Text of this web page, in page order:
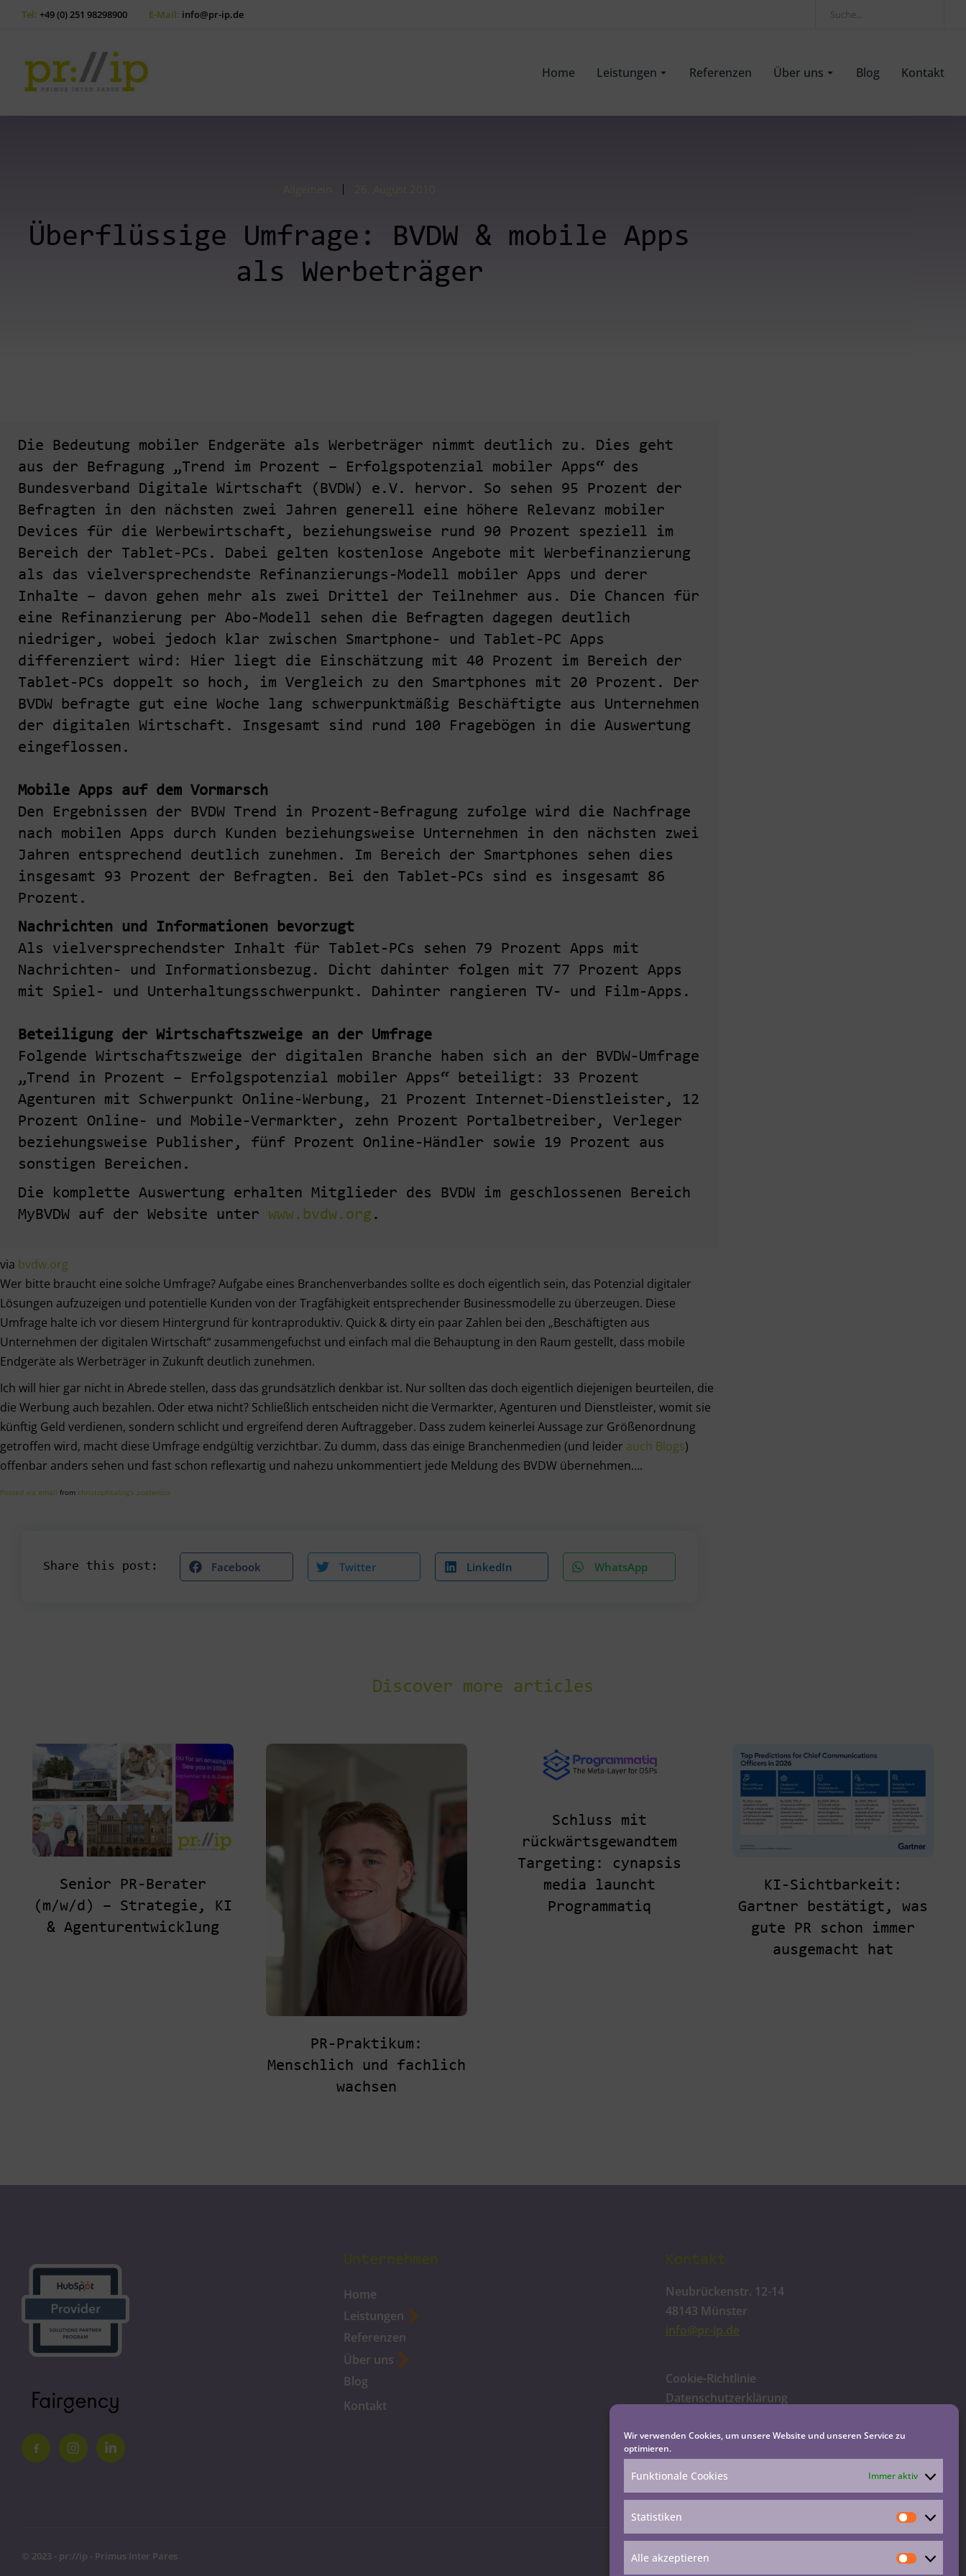
Wir verwenden Cookies, um unsere Website und unseren Service zu
optimieren.
Funktionale Cookies Immer aktiv
Statistiken
Alle akzeptieren
Tel: +49 (0) 251 98298900 E-Mail: info@pr-ip.de
Home Leistungen Referenzen Über uns Blog Kontakt
Überflüssige Umfrage: BVDW & mobile Apps
als Werbeträger
Die Bedeutung mobiler Endgeräte als Werbeträger nimmt deutlich zu. Dies geht
aus der Befragung „Trend im Prozent – Erfolgspotenzial mobiler Apps“ des
Bundesverband Digitale Wirtschaft (BVDW) e.V. hervor. So sehen 95 Prozent der
Befragten in den nächsten zwei Jahren generell eine höhere Relevanz mobiler
Devices für die Werbewirtschaft, beziehungsweise rund 90 Prozent speziell im
Bereich der Tablet-PCs. Dabei gelten kostenlose Angebote mit Werbefinanzierung
als das vielversprechendste Refinanzierungs-Modell mobiler Apps und derer
Inhalte – davon gehen mehr als zwei Drittel der Teilnehmer aus. Die Chancen für
eine Refinanzierung per Abo-Modell sehen die Befragten dagegen deutlich
niedriger, wobei jedoch klar zwischen Smartphone- und Tablet-PC Apps
differenziert wird: Hier liegt die Einschätzung mit 40 Prozent im Bereich der
Tablet-PCs doppelt so hoch, im Vergleich zu den Smartphones mit 20 Prozent. Der
BVDW befragte gut eine Woche lang schwerpunktmäßig Beschäftigte aus Unternehmen
der digitalen Wirtschaft. Insgesamt sind rund 100 Fragebögen in die Auswertung
eingeflossen.
Mobile Apps auf dem Vormarsch
Den Ergebnissen der BVDW Trend in Prozent-Befragung zufolge wird die Nachfrage
nach mobilen Apps durch Kunden beziehungsweise Unternehmen in den nächsten zwei
Jahren entsprechend deutlich zunehmen. Im Bereich der Smartphones sehen dies
insgesamt 93 Prozent der Befragten. Bei den Tablet-PCs sind es insgesamt 86
Prozent.
Nachrichten und Informationen bevorzugt
Als vielversprechendster Inhalt für Tablet-PCs sehen 79 Prozent Apps mit
Nachrichten- und Informationsbezug. Dicht dahinter folgen mit 77 Prozent Apps
mit Spiel- und Unterhaltungsschwerpunkt. Dahinter rangieren TV- und Film-Apps.
Beteiligung der Wirtschaftszweige an der Umfrage
Folgende Wirtschaftszweige der digitalen Branche haben sich an der BVDW-Umfrage
„Trend in Prozent – Erfolgspotenzial mobiler Apps“ beteiligt: 33 Prozent
Agenturen mit Schwerpunkt Online-Werbung, 21 Prozent Internet-Dienstleister, 12
Prozent Online- und Mobile-Vermarkter, zehn Prozent Portalbetreiber, Verleger
beziehungsweise Publisher, fünf Prozent Online-Händler sowie 19 Prozent aus
sonstigen Bereichen.
Die komplette Auswertung erhalten Mitglieder des BVDW im geschlossenen Bereich
MyBVDW auf der Website unter www.bvdw.org .
via bvdw.org
Wer bitte braucht eine solche Umfrage? Aufgabe eines Branchenverbandes sollte es doch eigentlich sein, das Potenzial digitaler
Lösungen aufzuzeigen und potentielle Kunden von der Tragfähigkeit entsprechender Businessmodelle zu überzeugen. Diese
Umfrage halte ich vor diesem Hintergrund für kontraproduktiv. Quick & dirty ein paar Zahlen bei den „Beschäftigten aus
Unternehmen der digitalen Wirtschaft“ zusammengefuchst und einfach mal die Behauptung in den Raum gestellt, dass mobile
Endgeräte als Werbeträger in Zukunft deutlich zunehmen.
Ich will hier gar nicht in Abrede stellen, dass das grundsätzlich denkbar ist. Nur sollten das doch eigentlich diejenigen beurteilen, die
die Werbung auch bezahlen. Oder etwa nicht? Schließlich entscheiden nicht die Vermarkter, Agenturen und Dienstleister, womit sie
künftig Geld verdienen, sondern schlicht und ergreifend deren Auftraggeber. Dass zudem keinerlei Aussage zur Größenordnung
getroffen wird, macht diese Umfrage endgültig verzichtbar. Zu dumm, dass das einige Branchenmedien (und leider auch Blogs)
offenbar anders sehen und fast schon reflexartig und nahezu unkommentiert jede Meldung des BVDW übernehmen….
Posted via email from christophsalzig’s posterous
Share this post: Facebook Twitter LinkedIn WhatsApp
Discover more articles
Senior PR-Berater
(m/w/d) – Strategie, KI
& Agenturentwicklung
PR-Praktikum:
Menschlich und fachlich
wachsen
Schluss mit
rückwärtsgewandtem
Targeting: cynapsis
media launcht
Programmatiq
KI-Sichtbarkeit:
Gartner bestätigt, was
gute PR schon immer
ausgemacht hat
Unternehmen
Home
Leistungen
Referenzen
Über uns
Blog
Kontakt
Kontakt
Neubrückenstr. 12-14
48143 Münster
info@pr-ip.de
Cookie-Richtlinie
Datenschutzerklärung
Haftungsausschluss
© 2023 - pr://ip - Primus Inter Pares